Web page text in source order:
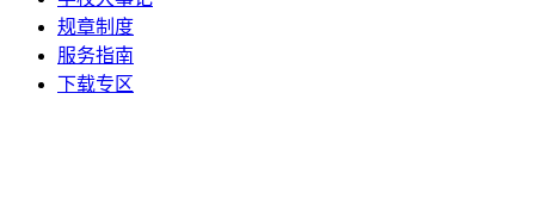
规章制度
服务指南
下载专区